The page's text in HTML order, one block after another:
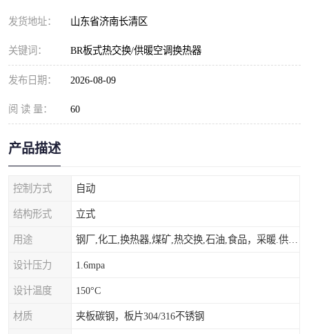
发货地址： 山东省济南长清区
关键词： BR板式热交换/供暖空调换热器
发布日期： 2026-08-09
阅 读 量： 60
产品描述
控制方式 自动
结构形式 立式
用途
设计压力 1.6mpa
设计温度 150°C
材质 夹板碳钢，板片304/316不锈钢